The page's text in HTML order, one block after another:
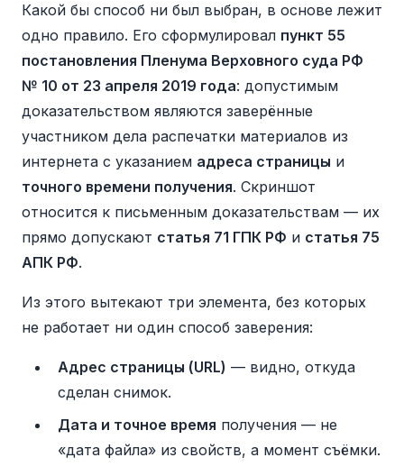
Какой бы способ ни был выбран, в основе лежит
одно правило. Его сформулировал пункт 55
постановления Пленума Верховного суда РФ
№ 10 от 23 апреля 2019 года: допустимым
доказательством являются заверённые
участником дела распечатки материалов из
интернета с указанием адреса страницы и
точного времени получения. Скриншот
относится к письменным доказательствам — их
прямо допускают статья 71 ГПК РФ и статья 75
АПК РФ.
Из этого вытекают три элемента, без которых
не работает ни один способ заверения:
Адрес страницы (URL) — видно, откуда
сделан снимок.
Дата и точное время получения — не
«дата файла» из свойств, а момент съёмки.